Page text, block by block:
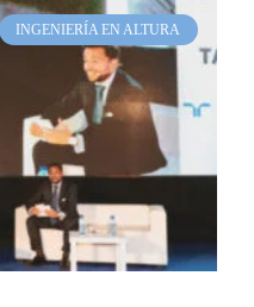
INGENIERÍA EN ALTURA